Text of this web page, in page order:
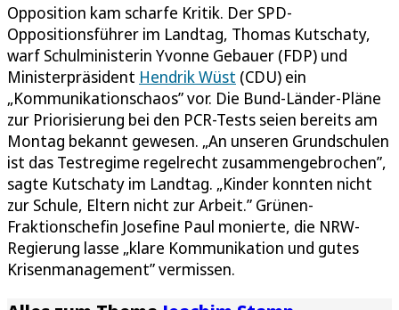
Opposition kam scharfe Kritik. Der SPD-
Oppositionsführer im Landtag, Thomas Kutschaty,
warf Schulministerin Yvonne Gebauer (FDP) und
Ministerpräsident Hendrik Wüst (CDU) ein
„Kommunikationschaos” vor. Die Bund-Länder-Pläne
zur Priorisierung bei den PCR-Tests seien bereits am
Montag bekannt gewesen. „An unseren Grundschulen
ist das Testregime regelrecht zusammengebrochen”,
sagte Kutschaty im Landtag. „Kinder konnten nicht
zur Schule, Eltern nicht zur Arbeit.” Grünen-
Fraktionschefin Josefine Paul monierte, die NRW-
Regierung lasse „klare Kommunikation und gutes
Krisenmanagement” vermissen.